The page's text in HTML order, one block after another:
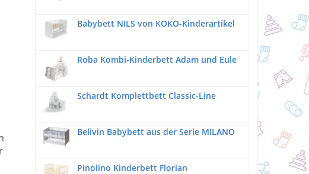
Babybett NILS von KOKO-Kinderartikel
Roba Kombi-Kinderbett Adam und Eule
Schardt Komplettbett Classic-Line
Belivin Babybett aus der Serie MILANO
Pinolino Kinderbett Florian